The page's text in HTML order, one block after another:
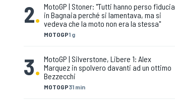
2.
MOTOGP1 g
MotoGP | Stoner: "Tutti hanno perso fiducia
in Bagnaia perché si lamentava, ma si
vedeva che la moto non era la stessa"
3.
MOTOGP31 min
MotoGP | Silverstone, Libere 1: Alex
Marquez in spolvero davanti ad un ottimo
Bezzecchi